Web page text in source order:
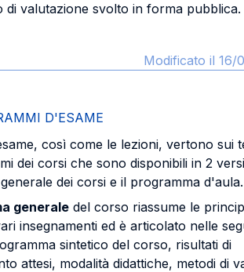
di valutazione svolto in forma pubblica.
Modificato il 16/
D'ESAME
così come le lezioni, vertono sui
dei corsi che sono disponibili in 2
dei corsi e il programma d'aula.
generale del corso riassume le
insegnamenti ed è articolato nelle
sintetico del corso, risultati di
attesi, modalità didattiche, metodi di